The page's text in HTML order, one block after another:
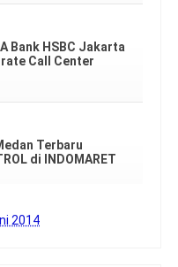
Bank HSBC Jakarta
Call Center
Terbaru
di INDOMARET
2014